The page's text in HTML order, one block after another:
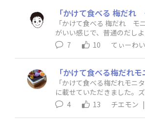
「かけて食べる 梅だれ モ
がいい感じで、普通のだし
7
10 てぃーわい
「かけて食べる梅だれモ
に載せていただきました。
を増して、とても美味しく
4 13 チエモン |